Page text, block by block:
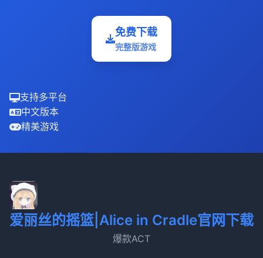
免费下载
完整版游戏
支持多平台
中文版本
精美游戏
爱丽丝的摇篮|Alice in Cradle官网下载
爆款ACT